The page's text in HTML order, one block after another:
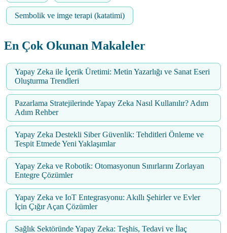
Sembolik ve imge terapi (katatimi)
En Çok Okunan Makaleler
Yapay Zeka ile İçerik Üretimi: Metin Yazarlığı ve Sanat Eseri
Oluşturma Trendleri
Pazarlama Stratejilerinde Yapay Zeka Nasıl Kullanılır? Adım
Adım Rehber
Yapay Zeka Destekli Siber Güvenlik: Tehditleri Önleme ve
Tespit Etmede Yeni Yaklaşımlar
Yapay Zeka ve Robotik: Otomasyonun Sınırlarını Zorlayan
Entegre Çözümler
Yapay Zeka ve IoT Entegrasyonu: Akıllı Şehirler ve Evler
İçin Çığır Açan Çözümler
Sağlık Sektöründe Yapay Zeka: Teşhis, Tedavi ve İlaç